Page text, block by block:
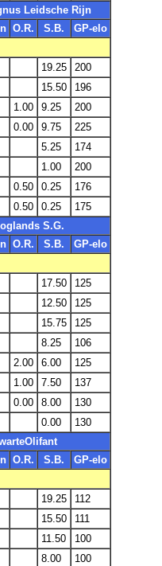
Leidsche Rijn
O.R. S.B.
GP-elo
19.25
200
15.50
196
1.00 9.25
200
0.00 9.75
225
5.25
174
1.00
200
0.50 0.25
176
0.50 0.25
175
S.G.
O.R. S.B.
GP-elo
17.50
125
12.50
125
15.75
125
8.25
106
2.00 6.00
125
1.00 7.50
137
0.00 8.00
130
0.00
130
O.R. S.B.
GP-elo
19.25
112
15.50
111
11.50
100
8.00
100